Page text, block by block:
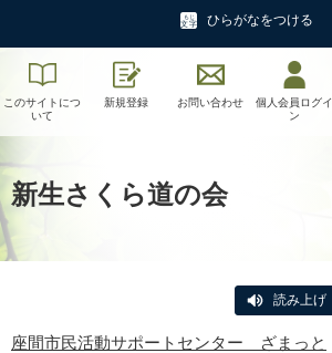
ひらがなをつける
このサイトにつ
いて
新規登録 お問い合わせ
個人会員ログイ
ン
新生さくら道の会
読み上げ
座間市民活動サポートセンター ざまっと